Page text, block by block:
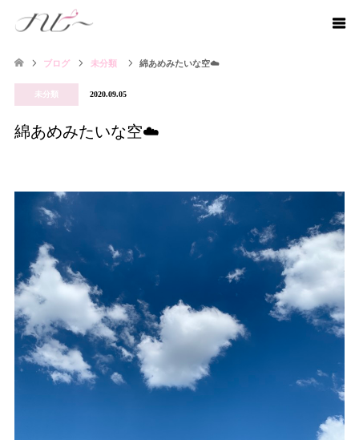
ブログ 未分類 綿あめみたいな空☁️
未分類 2020.09.05
綿あめみたいな空☁️